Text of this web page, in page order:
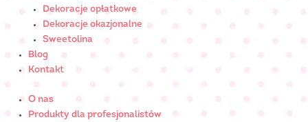
Dekoracje opłatkowe
Dekoracje okazjonalne
Sweetolina
Blog
Kontakt
O nas
Produkty dla profesjonalistów